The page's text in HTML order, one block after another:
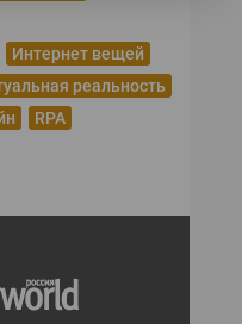
Интернет вещей
реальность
RPA